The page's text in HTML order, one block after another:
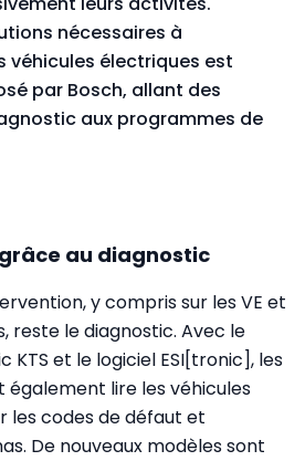
nécessaires à
véhicules électriques est
par Bosch, allant des
aux programmes de
au diagnostic
y compris sur les VE et
reste le diagnostic. Avec le
KTS et le logiciel ESI[tronic], les
également lire les véhicules
les codes de défaut et
De nouveaux modèles sont